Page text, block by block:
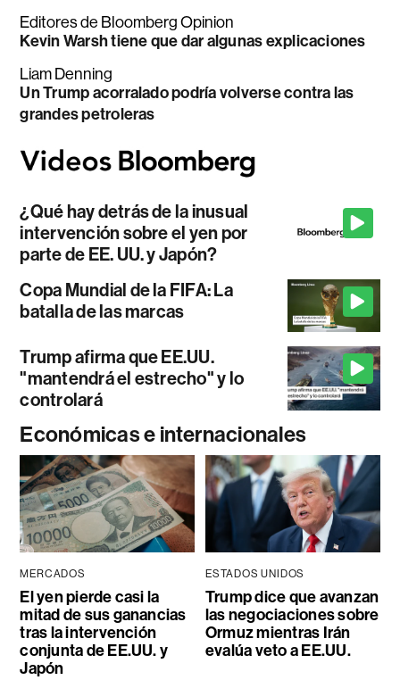
Editores de Bloomberg Opinion
Kevin Warsh tiene que dar algunas explicaciones
Liam Denning
Un Trump acorralado podría volverse contra las
grandes petroleras
¿Qué hay detrás de la inusual
intervención sobre el yen por
parte de EE. UU. y Japón?
Copa Mundial de la FIFA: La
batalla de las marcas
Trump afirma que EE.UU.
"mantendrá el estrecho" y lo
controlará
Económicas e internacionales
MERCADOS
El yen pierde casi la
mitad de sus ganancias
tras la intervención
conjunta de EE.UU. y
Japón
ESTADOS UNIDOS
Trump dice que avanzan
las negociaciones sobre
Ormuz mientras Irán
evalúa veto a EE.UU.